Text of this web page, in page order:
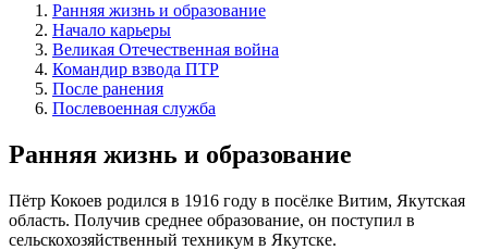
Ранняя жизнь и образование
Начало карьеры
Великая Отечественная война
Командир взвода ПТР
После ранения
Послевоенная служба
Ранняя жизнь и образование
Пётр Кокоев родился в 1916 году в посёлке Витим, Якутская
область. Получив среднее образование, он поступил в
сельскохозяйственный техникум в Якутске.